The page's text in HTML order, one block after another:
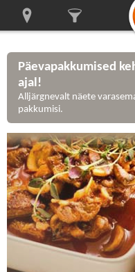
Päevapakkumised
ajal!
Alljärgnevalt näete
pakkumisi.